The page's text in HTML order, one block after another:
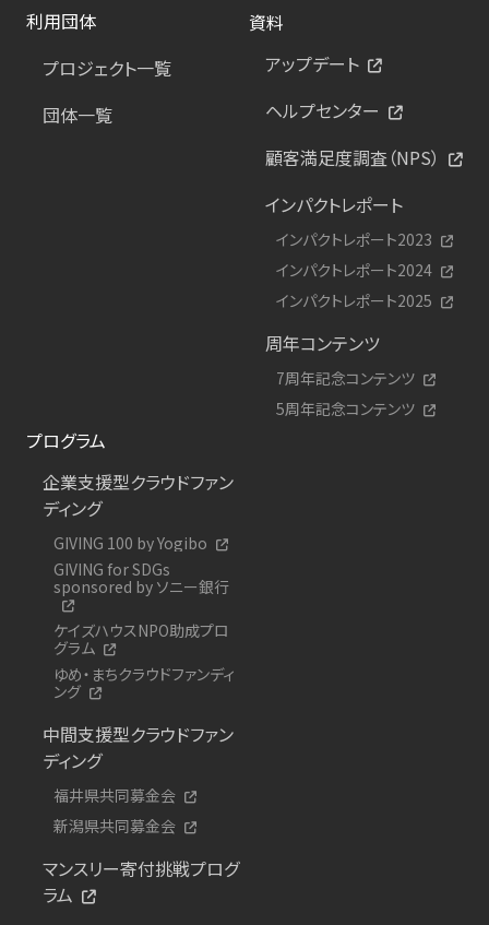
利用団体
プロジェクト一覧
団体一覧
資料
アップデート
ヘルプセンター
顧客満足度調査（NPS）
インパクトレポート
インパクトレポート2023
インパクトレポート2024
インパクトレポート2025
周年コンテンツ
7周年記念コンテンツ
5周年記念コンテンツ
プログラム
企業支援型クラウドファン
ディング
GIVING 100 by Yogibo
GIVING for SDGs
sponsored by ソニー銀行
ケイズハウスNPO助成プロ
グラム
ゆめ・まちクラウドファンディ
ング
中間支援型クラウドファン
ディング
福井県共同募金会
新潟県共同募金会
マンスリー寄付挑戦プログ
ラム